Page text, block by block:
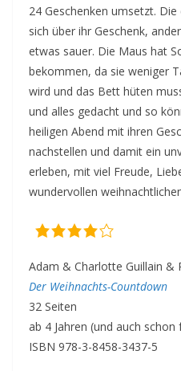
24 Geschenken umsetzt.
sich über ihr Geschenk,
etwas sauer. Die Maus hat
bekommen, da sie weniger
wird und das Bett hüten
und alles gedacht und so
heiligen Abend mit ihren
nachstellen und damit ein
erleben, mit viel Freude,
wundervollen
Adam & Charlotte Guillain &
Der Weihnachts-Countdown
32 Seiten
ab 4 Jahren (und auch schon
ISBN 978-3-8458-3437-5